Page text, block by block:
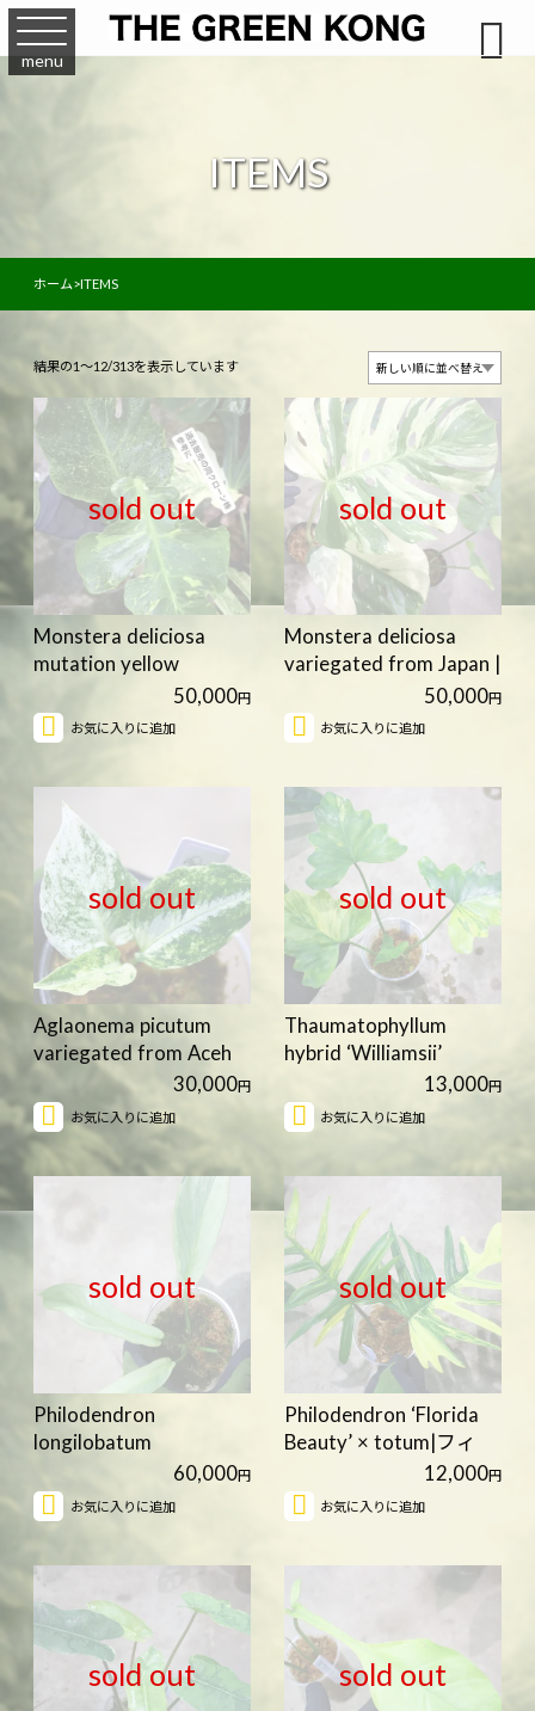
menu 
ITEMS
ホーム>ITEMS
結果の1～12/313を表示しています新
順
sold out
Monstera deliciosa
mutation yellow
50,000円
お気に入りに追加
sold out
Monstera deliciosa
variegated from Japan |
50,000円
お気に入りに追加
sold out
Aglaonema picutum
variegated from Aceh
Sumatr…
30,000円
お気に入りに追加
sold out
Thaumatophyllum
hybrid ‘Williamsii’
13,000円
お気に入りに追加
sold out
Philodendron
longilobatum
‘Lelanomiyano Jungl…
60,000円
お気に入りに追加
sold out
Philodendron ‘Florida
Beauty’ × totum|フィ
12,000円
お気に入りに追加
sold out sold out